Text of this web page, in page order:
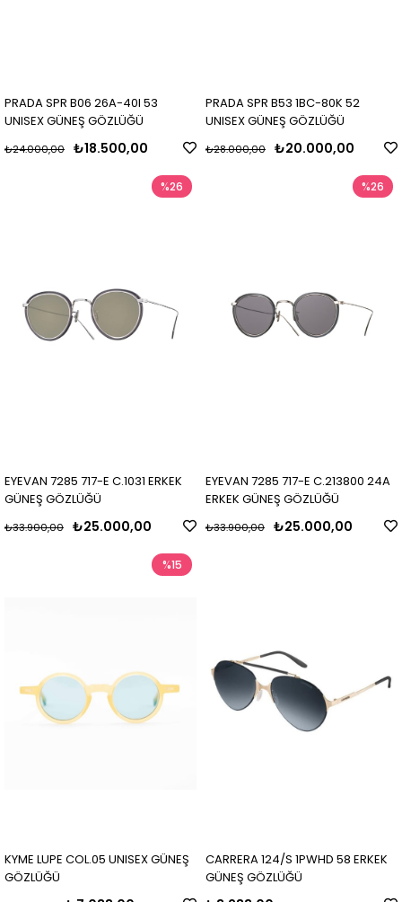
PRADA SPR B06 26A-40I 53
UNISEX GÜNEŞ GÖZLÜĞÜ
₺18.500,00
₺24.000,00
PRADA SPR B53 1BC-80K 52
UNISEX GÜNEŞ GÖZLÜĞÜ
₺20.000,00
₺28.000,00
EYEVAN 7285 717-E C.1031 ERKEK
GÜNEŞ GÖZLÜĞÜ
₺25.000,00
₺33.900,00
%26
EYEVAN 7285 717-E C.213800 24A
ERKEK GÜNEŞ GÖZLÜĞÜ
₺25.000,00
₺33.900,00
%26
KYME LUPE COL.05 UNISEX GÜNEŞ
GÖZLÜĞÜ
%15
CARRERA 124/S 1PWHD 58 ERKEK
GÜNEŞ GÖZLÜĞÜ